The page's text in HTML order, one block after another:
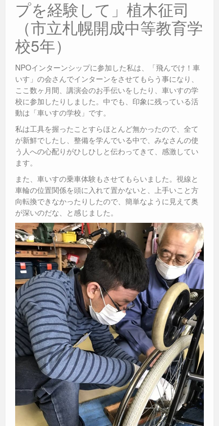
プを経験して」植木征司
（市立札幌開成中等教育学
校5年）
NPOインターンシップに参加した私は、「飛んでけ！車
いす」の会さんでインターンをさせてもらう事になり、
ここ数ヶ月間、講演会のお手伝いをしたり、車いすの学
校に参加したりしました。中でも、印象に残っている活
動は「車いすの学校」です。
私は工具を握ったことすらほとんど無かったので、全て
が新鮮でしたし、整備を学んでいる中で、みなさんの使
う人への心配りがひしひしと伝わってきて、感激してい
ます。
また、車いすの乗車体験もさせてもらいました。視線と
車輪の位置関係を頭に入れて置かないと、上手いこと方
向転換できなかったりしたので、簡単なように見えて奥
が深いのだな、と感じました。